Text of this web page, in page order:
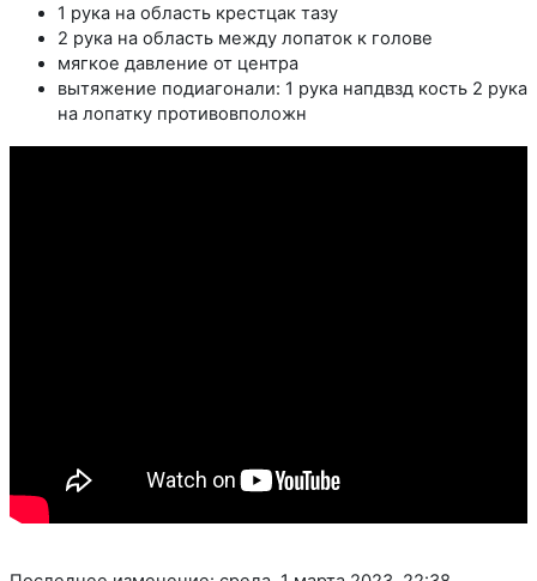
1 рука на область крестцак тазу
2 рука на область между лопаток к голове
мягкое давление от центра
вытяжение подиагонали: 1 рука напдвзд кость 2 рука
на лопатку противовположн